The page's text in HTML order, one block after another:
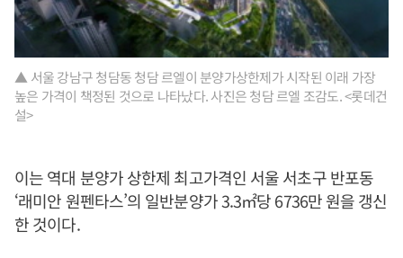
▲ 서울 강남구 청담동 청담 르엘이 분양가상한제가 시작된 이래 가장
높은 가격이 책정된 것으로 나타났다. 사진은 청담 르엘 조감도. <롯데건
설>
이는 역대 분양가 상한제 최고가격인 서울 서초구 반포동
‘래미안 원펜타스’의 일반분양가 3.3㎡당 6736만 원을 갱신
한 것이다.